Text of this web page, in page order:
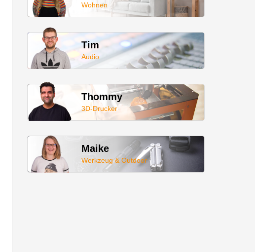
Wohnen
Tim
Audio
Thommy
3D-Drucker
Maike
Werkzeug & Outdoor